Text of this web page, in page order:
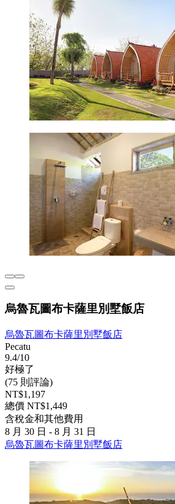
烏魯瓦圖布卡薩里別墅飯店
烏魯瓦圖布卡薩里別墅飯店
Pecatu
9.4/10
好極了
(75 則評論)
NT$1,197
總價 NT$1,449
含稅金和其他費用
8 月 30 日 - 8 月 31 日
烏魯瓦圖布卡薩里別墅飯店